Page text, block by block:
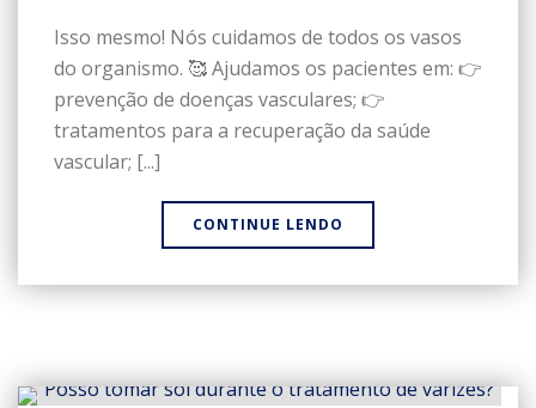
Isso mesmo! Nós cuidamos de todos os vasos
do organismo. 🥰 Ajudamos os pacientes em: 👉
prevenção de doenças vasculares; 👉
tratamentos para a recuperação da saúde
vascular; [...]
CONTINUE LENDO